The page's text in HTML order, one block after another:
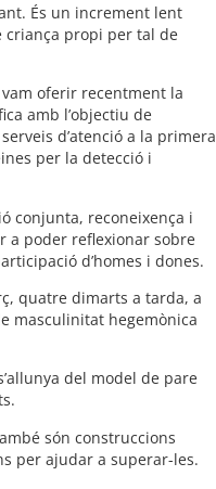
És un increment lent
criança propi per tal de
vam oferir recentment la
amb l’objectiu de
d’atenció a la primera
per la detecció i
conjunta, reconeixença i
a poder reflexionar sobre
d’homes i dones.
quatre dimarts a tarda, a
masculinitat hegemònica
del model de pare
són construccions
per ajudar a superar-les.